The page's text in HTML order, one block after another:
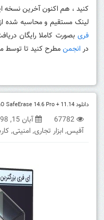
کنید ، هم اکنون آخرین نسخه این
لینک مستقیم و محاسبه شده
فری بصورت کاملا رایگان
درانجمنمطرح کنید تا توسط
دانلود O&O SafeErase 14.6 Pro + 11.14 حذف دائم فایل ها بصورت ایمن
67782 آبان 15, 1398
آفیس,ابزار تجاری,امنیتی,